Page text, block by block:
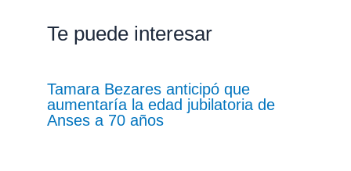
Te puede interesar
Tamara Bezares anticipó que
aumentaría la edad jubilatoria de
Anses a 70 años